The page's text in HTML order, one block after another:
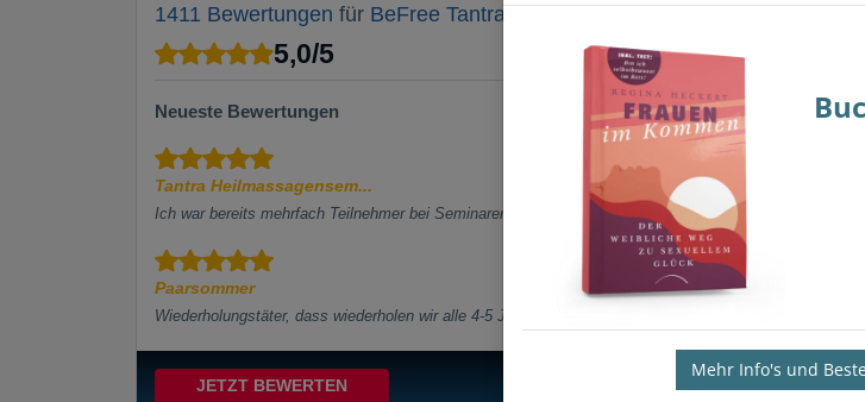
1411 Bewertungen für BeFree Tantra Institut Regina Heckert
5,0/5
Neueste Bewertungen
Tantra Heilmassagensem...
Ich war bereits mehrfach Teilnehmer bei Seminaren, angeboten vom... Weiterlesen
Paarsommer
Wiederholungstäter, dass wiederholen wir alle 4-5 Jahre, um uns... Nach
JETZT BEWERTEN
Mehr Info's und